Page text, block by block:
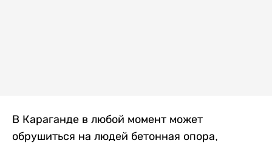
В Караганде в любой момент может
обрушиться на людей бетонная опора,